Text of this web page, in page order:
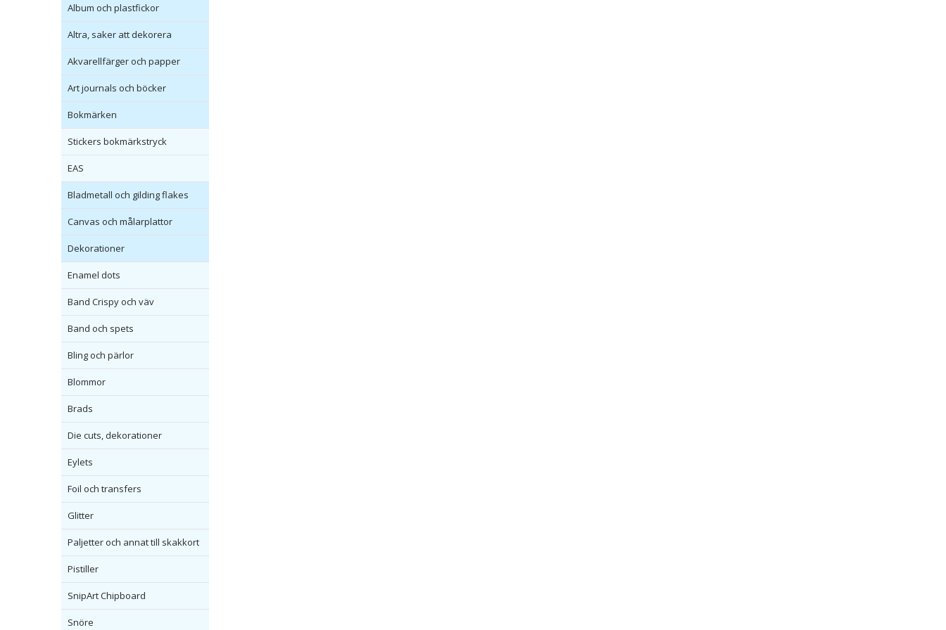
Album och plastfickor
Altra, saker att dekorera
Akvarellfärger och papper
Art journals och böcker
Bokmärken
Stickers bokmärkstryck
EAS
Bladmetall och gilding flakes
Canvas och målarplattor
Dekorationer
Enamel dots
Band Crispy och väv
Band och spets
Bling och pärlor
Blommor
Brads
Die cuts, dekorationer
Eylets
Foil och transfers
Glitter
Paljetter och annat till skakkort
Pistiller
SnipArt Chipboard
Snöre